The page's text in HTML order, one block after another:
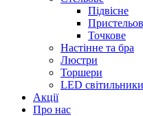
Підвісне
Точкове
Настінне та бра
Люстри
Торшери
LED світильники
Акції
Про нас